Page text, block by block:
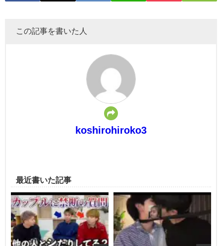
この記事を書いた人
koshirohiroko3
最近書いた記事